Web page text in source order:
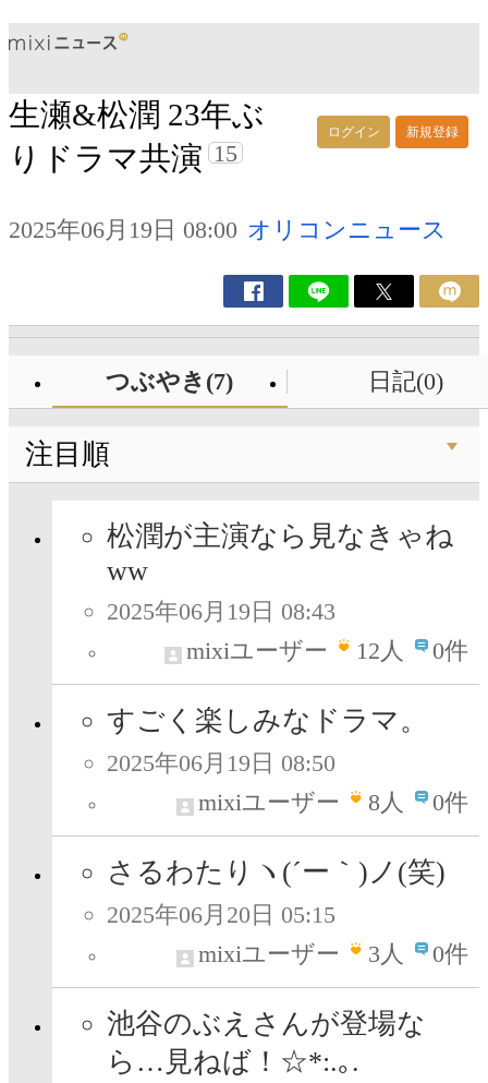
ログイン 新規登録
生瀬&松潤 23年ぶ
りドラマ共演 15
2025年06月19日 08:00 オリコンニュース
つぶやき(7) 日記(0)
注目順
松潤が主演なら見なきゃね
ww
2025年06月19日 08:43
mixiユーザー
12人 0件
すごく楽しみなドラマ。
2025年06月19日 08:50
mixiユーザー
8人 0件
さるわたりヽ(´ー｀)ノ(笑)
2025年06月20日 05:15
mixiユーザー
3人 0件
池谷のぶえさんが登場な
ら…見ねば！☆*:.｡.